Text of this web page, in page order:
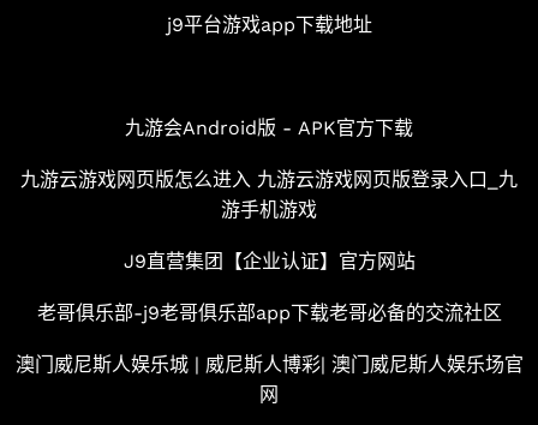
j9平台游戏app下载地址
九游会Android版 - APK官方下载
九游云游戏网页版怎么进入 九游云游戏网页版登录入口_九
游手机游戏
J9直营集团【企业认证】官方网站
老哥俱乐部-j9老哥俱乐部app下载老哥必备的交流社区
澳门威尼斯人娱乐城 | 威尼斯人博彩| 澳门威尼斯人娱乐场官
网